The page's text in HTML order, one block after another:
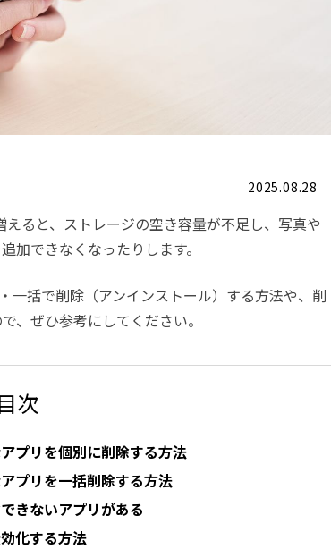
2025.08.28
ると、ストレージの空き容量が不足し、写真や
加できなくなったりします。
括で削除（アンインストール）する方法や、削
、ぜひ参考にしてください。
次
プリを個別に削除する方法
プリを一括削除する方法
きないアプリがある
化する方法